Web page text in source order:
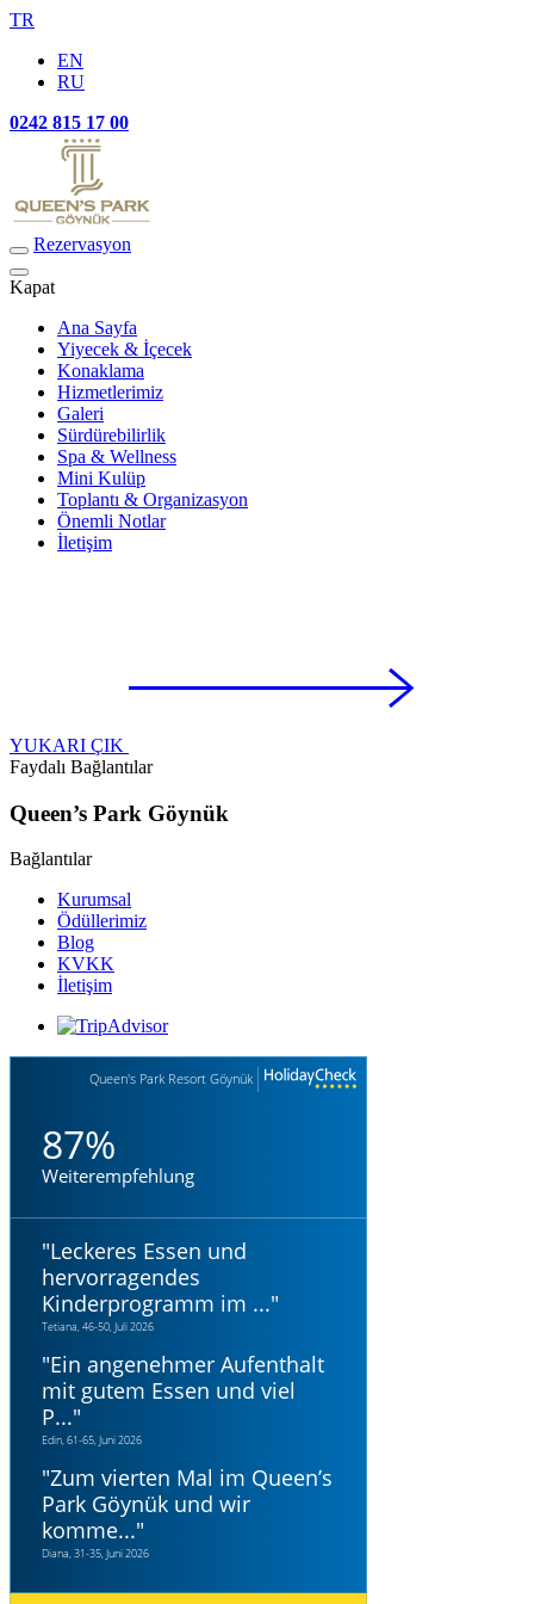
TR
EN
RU
0242 815 17 00
Rezervasyon
Kapat
Ana Sayfa
Yiyecek & İçecek
Konaklama
Hizmetlerimiz
Galeri
Sürdürebilirlik
Spa & Wellness
Mini Kulüp
Toplantı & Organizasyon
Önemli Notlar
İletişim
YUKARI ÇIK
Faydalı Bağlantılar
Queen’s Park Göynük
Bağlantılar
Kurumsal
Ödüllerimiz
Blog
KVKK
İletişim
Queen's Park Resort Göynük
87%
Weiterempfehlung
"Leckeres Essen und
hervorragendes
Kinderprogramm im ..."
Tetiana, 46-50, Juli 2026
"Ein angenehmer Aufenthalt
mit gutem Essen und viel
P..."
Edin, 61-65, Juni 2026
"Zum vierten Mal im Queen’s
Park Göynük und wir
komme..."
Diana, 31-35, Juni 2026